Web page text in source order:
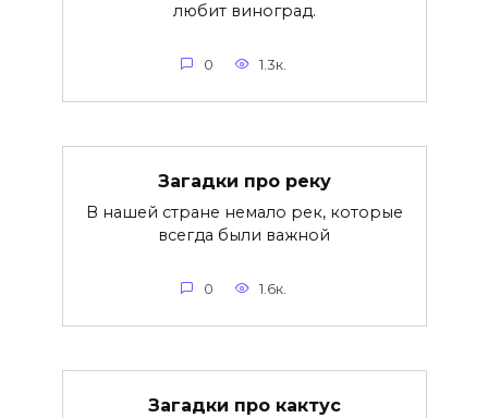
любит виноград.
0 1.3к.
Загадки про реку
В нашей стране немало рек, которые
всегда были важной
0 1.6к.
Загадки про кактус